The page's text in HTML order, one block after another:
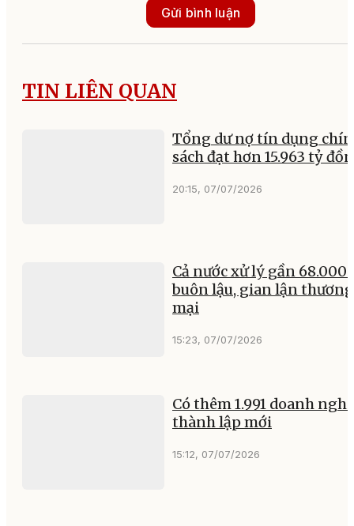
Gửi bình luận
TIN LIÊN QUAN
Tổng dư nợ tín dụng
sách đạt hơn 15.963 tỷ
20:15, 07/07/2026
Cả nước xử lý gần 68.000
buôn lậu, gian lận thương
mại
15:23, 07/07/2026
Có thêm 1.991 doanh
thành lập mới
15:12, 07/07/2026